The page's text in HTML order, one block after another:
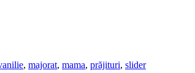
, majorat, mama, prăjituri, slider